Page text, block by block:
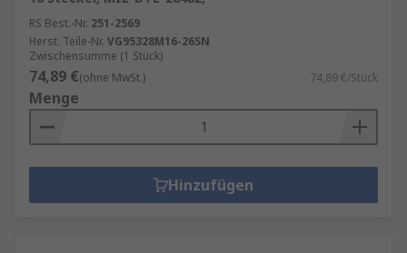
RS Best.-Nr. 251-2569
Herst. Teile-Nr. VG95328M16-26SN
Zwischensumme (1 Stück)
74,89 €(ohne MwSt.) 74,89 €/Stück
Menge
Hinzufügen